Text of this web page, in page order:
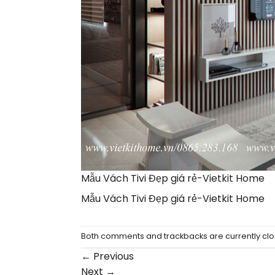
Mẫu Vách Tivi Đẹp giá rẻ-Vietkit Home
Mẫu Vách Tivi Đẹp giá rẻ-Vietkit Home
Both comments and trackbacks are currently
← Previous
Next →